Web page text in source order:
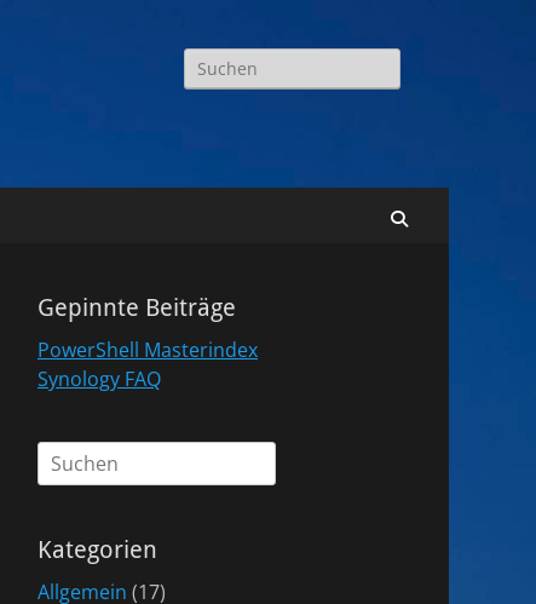
Suchen
nach:
Gepinnte Beiträge
PowerShell Masterindex
Synology FAQ
Suchen
nach:
Kategorien
Allgemein (17)